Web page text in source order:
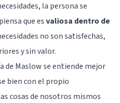
la persona se
que esvaliosa dentro de
no son satisfechas,
y sin valor.
de Maslow se entiende mejor
bien con el propio
cosas de nosotros mismos